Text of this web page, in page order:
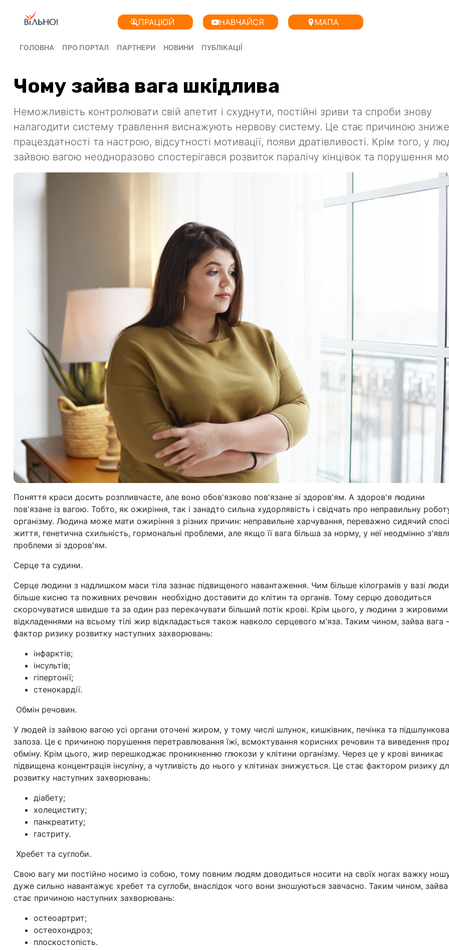
ПРАЦЮЙ НАВЧАЙСЯ МАПА
ГОЛОВНА ПРО ПОРТАЛ ПАРТНЕРИ НОВИНИ ПУБЛІКАЦІЇ
Чому зайва вага шкідлива
Неможливість контролювати свій апетит і схуднути, постійні зриви та спроби знову
налагодити систему травлення виснажують нервову систему. Це стає причиною
працездатності та настрою, відсутності мотивації, появи дратівливості. Крім того, у
зайвою вагою неодноразово спостерігався розвиток паралічу кінцівок та порушення
Поняття краси досить розпливчасте, але воно обов'язково пов'язане зі здоров'ям. А здоров'я людини
пов'язане із вагою. Тобто, як ожиріння, так і занадто сильна худорлявість і свідчать про неправильну
організму. Людина може мати ожиріння з різних причин: неправильне харчування, переважно сидячий
життя, генетична схильність, гормональні проблеми, але якщо її вага більша за норму, у неї неодмінно
проблеми зі здоров'ям.
Серце та судини.
Серце людини з надлишком маси тіла зазнає підвищеного навантаження. Чим більше кілограмів у вазі
більше кисню та поживних речовин необхідно доставити до клітин та органів. Тому серцю доводиться
скорочуватися швидше та за один раз перекачувати більший потік крові. Крім цього, у людини з жировими
відкладеннями на всьому тілі жир відкладається також навколо серцевого м'яза. Таким чином, зайва вага
фактор ризику розвитку наступних захворювань:
інфарктів;
інсультів;
гіпертонії;
стенокардії.
Обмін речовин.
У людей із зайвою вагою усі органи оточені жиром, у тому числі шлунок, кишківник, печінка та підшлункова
залоза. Це є причиною порушення перетравлювання їжі, всмоктування корисних речовин та виведення
обміну. Крім цього, жир перешкоджає проникненню глюкози у клітини організму. Через це у крові виникає
підвищена концентрація інсуліну, а чутливість до нього у клітинах знижується. Це стає фактором ризику
розвитку наступних захворювань:
діабету;
холециститу;
панкреатиту;
гастриту.
Хребет та суглоби.
Свою вагу ми постійно носимо із собою, тому повним людям доводиться носити на своїх ногах важку
дуже сильно навантажує хребет та суглоби, внаслідок чого вони зношуються завчасно. Таким чином, зайва
стає причиною наступних захворювань:
остеоартрит;
остеохондроз;
плоскостопість.